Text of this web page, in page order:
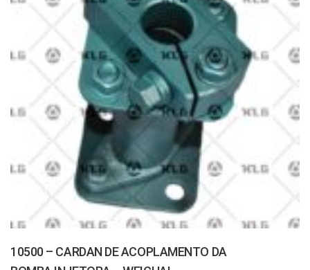
10500 – CARDAN DE ACOPLAMENTO DA